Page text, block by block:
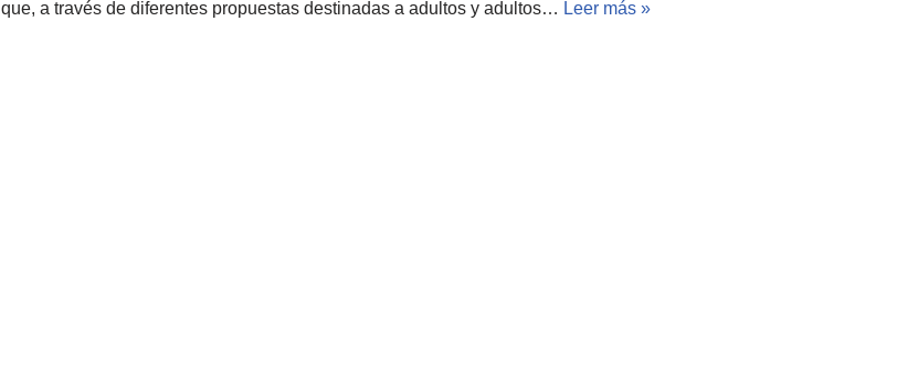
que, a través de diferentes propuestas destinadas a adultos y adultos… Leer más »